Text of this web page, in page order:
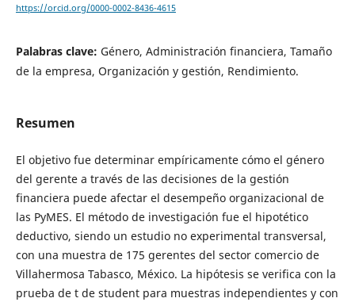
https://orcid.org/0000-0002-8436-4615
Palabras clave: Género, Administración financiera, Tamaño
de la empresa, Organización y gestión, Rendimiento.
Resumen
El objetivo fue determinar empíricamente cómo el género
del gerente a través de las decisiones de la gestión
financiera puede afectar el desempeño organizacional de
las PyMES. El método de investigación fue el hipotético
deductivo, siendo un estudio no experimental transversal,
con una muestra de 175 gerentes del sector comercio de
Villahermosa Tabasco, México. La hipótesis se verifica con la
prueba de t de student para muestras independientes y con